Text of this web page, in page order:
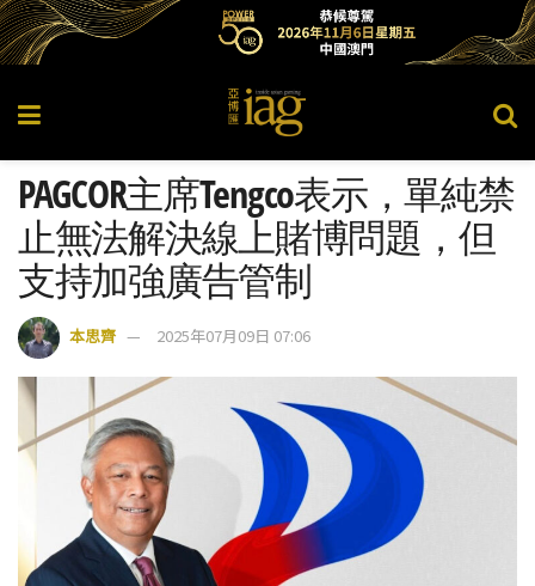
PAGCOR主席Tengco表示，單純禁
止無法解決線上賭博問題，但
支持加強廣告管制
本思齊 2025年07月09日 07:06